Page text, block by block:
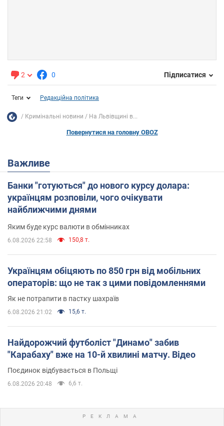
2 0 Підписатися
Теги Редакційна політика
Кримінальні новини На Львівщині в...
Повернутися на головну OBOZ
Важливе
Банки "готуються" до нового курсу долара:
українцям розповіли, чого очікувати
найближчими днями
Яким буде курс валюти в обмінниках
6.08.2026 22:58 150,8 т.
Українцям обіцяють по 850 грн від мобільних
операторів: що не так з цими повідомленнями
Як не потрапити в пастку шахраїв
6.08.2026 21:02 15,6 т.
Найдорожчий футболіст "Динамо" забив
"Карабаху" вже на 10-й хвилині матчу. Відео
Поєдинок відбувається в Польщі
6.08.2026 20:48 6,6 т.